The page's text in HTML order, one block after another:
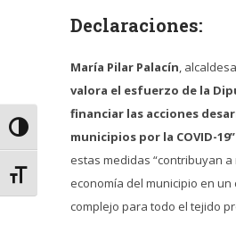
Alternar alto contraste
Alternar tamaño de letra
Declaraciones:
María Pilar Palacín ,
valora el esfuerzo de la
financiar las acciones
municipios por la COVID-19”
estas medidas “contribuyan
economía del municipio en un
complejo para todo el tejido